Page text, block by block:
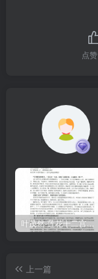
体金属物为一种元素
周围的环境来决定。
季；(3)方向：代表西
行业。5、壬癸水的综
体，其运作现象乃是
知具有水性的物质有
水、冷泉、唾液、尿液
常在数量较少的情况
下往往呈浊白色、浅
北方：(4)味觉：代表
水利、咖啡冷饮业、制
点赞
叶茂然-莲花十二宫佛家奇门面授及答疑
上一篇